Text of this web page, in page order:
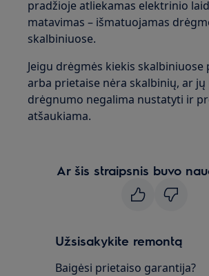
pradžioje atliekamas elektrinio
matavimas – išmatuojamas
skalbiniuose.
Jeigu drėgmės kiekis skalbiniuose
arba prietaise nėra skalbinių, ar jų
drėgnumo negalima nustatyti ir
atšaukiama.
Ar šis straipsnis buvo
Užsisakykite remontą
Baigėsi prietaiso garantija?